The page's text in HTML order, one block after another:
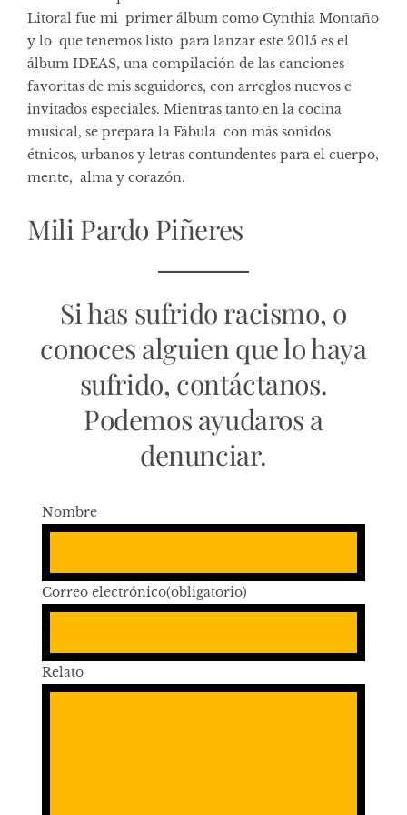
Litoral fue mi primer álbum como Cynthia Montaño
y lo que tenemos listo para lanzar este 2015 es el
álbum IDEAS, una compilación de las canciones
favoritas de mis seguidores, con arreglos nuevos e
invitados especiales. Mientras tanto en la cocina
musical, se prepara la Fábula con más sonidos
étnicos, urbanos y letras contundentes para el cuerpo,
mente, alma y corazón.
Mili Pardo Piñeres
Si has sufrido racismo, o
conoces alguien que lo haya
sufrido, contáctanos.
Podemos ayudaros a
denunciar.
Nombre
Correo electrónico(obligatorio)
Relato